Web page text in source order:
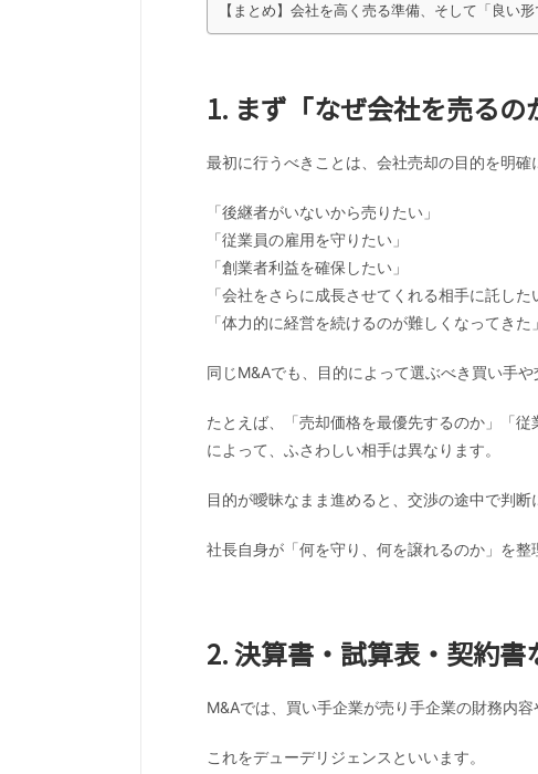
【まとめ】会社を高く売る準備、そして「良い
1. まず「なぜ会社を売る
最初に行うべきことは、会社売却の目的を明確
「後継者がいないから売りたい」
「従業員の雇用を守りたい」
「創業者利益を確保したい」
「会社をさらに成長させてくれる相手に託した
「体力的に経営を続けるのが難しくなってきた」
同じM&Aでも、目的によって選ぶべき買い手や
たとえば、「売却価格を最優先するのか」「
によって、ふさわしい相手は異なります。
目的が曖昧なまま進めると、交渉の途中で判断
社長自身が「何を守り、何を譲れるのか」を整
2. 決算書・試算表・契約書
M&Aでは、買い手企業が売り手企業の財務内容
これをデューデリジェンスといいます。